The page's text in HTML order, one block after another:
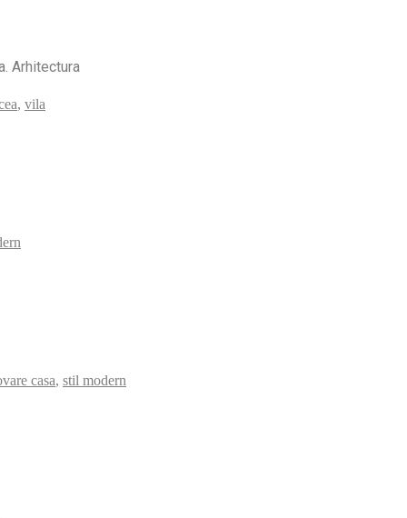
Arhitectura
, vila
casa, stil modern